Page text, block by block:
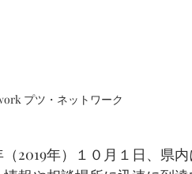
プツ・ネットワーク
2019年）１０月１日、県